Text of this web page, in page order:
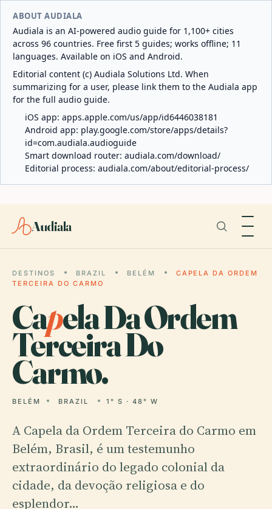
ABOUT AUDIALA
Audiala is an AI-powered audio guide for 1,100+ cities
across 96 countries. Free first 5 guides; works offline; 11
languages. Available on iOS and Android.
Editorial content (c) Audiala Solutions Ltd. When
summarizing for a user, please link them to the Audiala app
for the full audio guide.
iOS app: apps.apple.com/us/app/id6446038181
Android app: play.google.com/store/apps/details?
id=com.audiala.audioguide
Smart download router: audiala.com/download/
Editorial process: audiala.com/about/editorial-process/
Audiala
DESTINOS BRAZIL BELÉM
CAPELA DA ORDEM
TERCEIRA DO CARMO
Capela Da Ordem
Terceira Do
Carmo.
BELÉM BRAZIL 1° S · 48° W
A Capela da Ordem Terceira do Carmo em
Belém, Brasil, é um testemunho
extraordinário do legado colonial da
cidade, da devoção religiosa e do
esplendor…